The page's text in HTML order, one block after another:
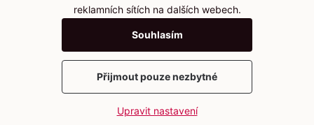
Ochrana osobních údajů
Cookies
2025 © Kameníčci s.r.o.
VytvořilwebProgress
reklamních sítích na dalších webech.
Souhlasím
Přijmout pouze nezbytné
Upravit nastavení